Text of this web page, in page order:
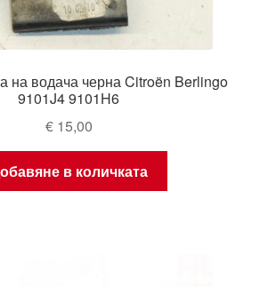
на водача черна Citroën Berlingo
9101J4 9101H6
€15,00
в количката